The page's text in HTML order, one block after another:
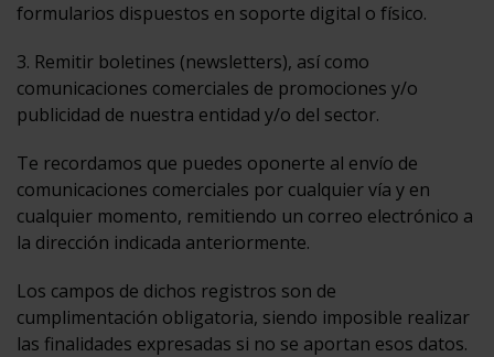
formularios dispuestos en soporte digital o físico.
3. Remitir boletines (newsletters), así como
comunicaciones comerciales de promociones y/o
publicidad de nuestra entidad y/o del sector.
Te recordamos que puedes oponerte al envío de
comunicaciones comerciales por cualquier vía y en
cualquier momento, remitiendo un correo electrónico a
la dirección indicada anteriormente.
Los campos de dichos registros son de
cumplimentación obligatoria, siendo imposible realizar
las finalidades expresadas si no se aportan esos datos.